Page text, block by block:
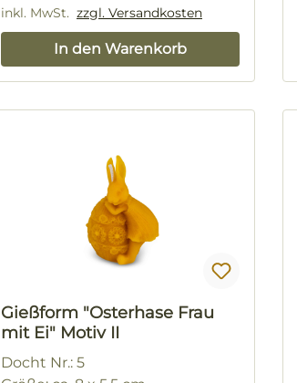
inkl. MwSt. zzgl. Versandkosten
In den Warenkorb
Gießform "Osterhase Frau
mit Ei" Motiv II
Docht Nr.: 5